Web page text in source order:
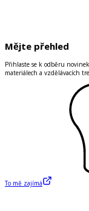
Mějte přehled
Přihlaste se k odběru
materiálech a vzdělávacích
To mě zajímá